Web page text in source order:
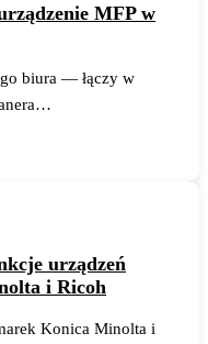
MFP w
biura — łączy w
urządzeń
i Ricoh
Konica Minolta i